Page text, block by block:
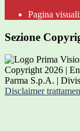
Pagina
Sezione
Copyright 2026 |
Parma S.p.A. |
Disclaimer